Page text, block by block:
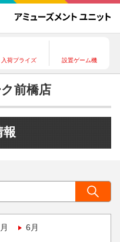
入荷プライズ 設置ゲーム機
前橋店
報
6月